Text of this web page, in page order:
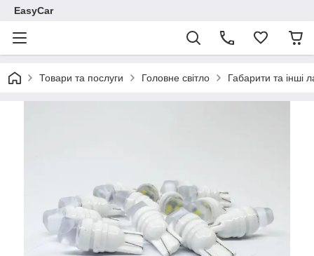
EasyCar
Товари та послуги Головне світло Габарити та інші